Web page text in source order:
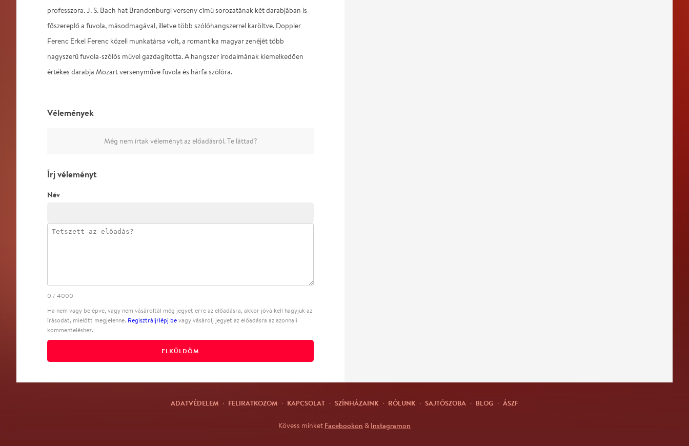
professzora. J. S. Bach hat Brandenburgi verseny című sorozatának két darabjában is
főszereplő a fuvola, másodmagával, illetve több szólóhangszerrel karöltve. Doppler
Ferenc Erkel Ferenc közeli munkatársa volt, a romantika magyar zenéjét több
nagyszerű fuvola-szólós művel gazdagította. A hangszer irodalmának kiemelkedően
értékes darabja Mozart versenyműve fuvola és hárfa szólóra.
Vélemények
Még nem írtak véleményt az előadásról. Te láttad?
Írj véleményt
Név
0 / 4000
Ha nem vagy belépve, vagy nem vásároltál még jegyet erre az előadásra, akkor jóvá kell hagyjuk az
írásodat, mielőtt megjelenne. Regisztrálj/lépj be vagy vásárolj jegyet az előadásra az azonnali
kommenteléshez.
ELKÜLDÖM
ADATVÉDELEM · FELIRATKOZOM · KAPCSOLAT · SZÍNHÁZAINK · RÓLUNK · SAJTÓSZOBA · BLOG · ÁSZF
Kövess minket Facebookon & Instagramon